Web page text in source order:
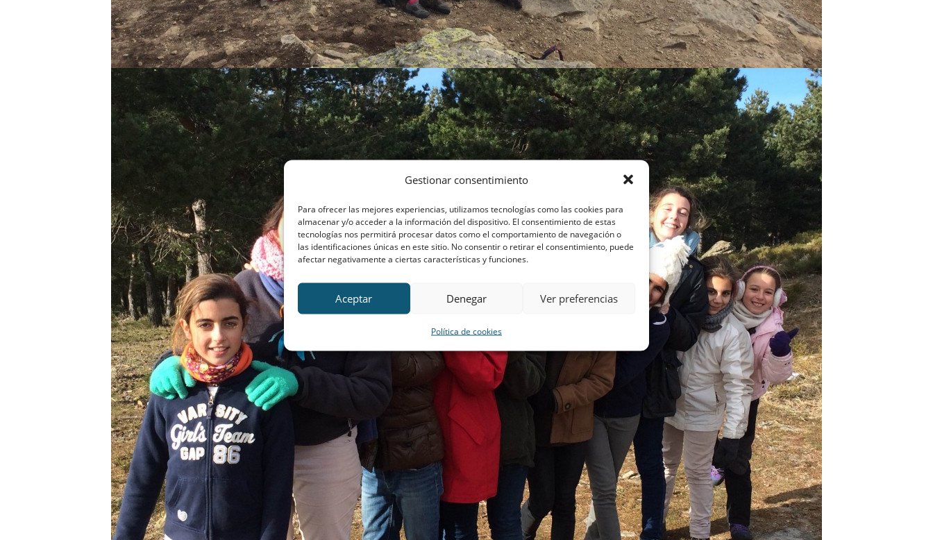
Gestionar consentimiento
Para ofrecer las mejores experiencias, utilizamos tecnologías como las cookies para
almacenar y/o acceder a la información del dispositivo. El consentimiento de estas
tecnologías nos permitirá procesar datos como el comportamiento de navegación o
las identificaciones únicas en este sitio. No consentir o retirar el consentimiento, puede
afectar negativamente a ciertas características y funciones.
Aceptar Denegar Ver preferencias
Política de cookies